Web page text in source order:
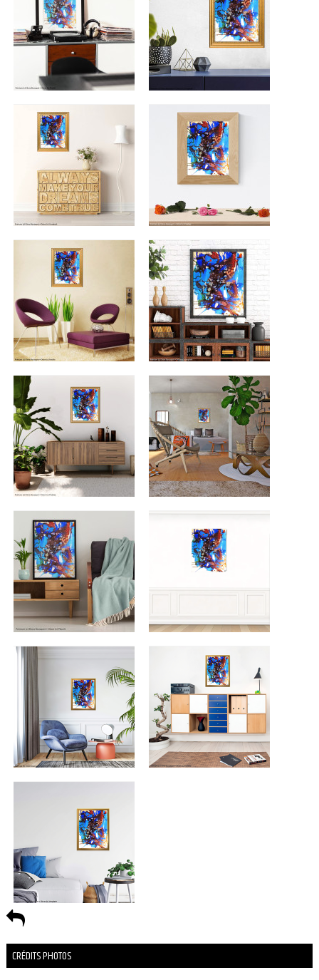
CRÉDITS PHOTOS